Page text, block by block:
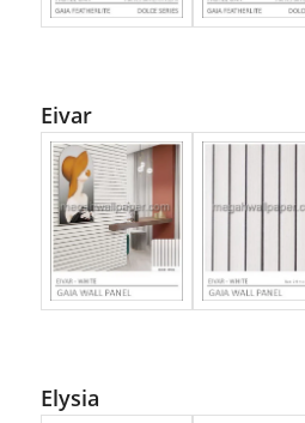
Eivar
Elysia